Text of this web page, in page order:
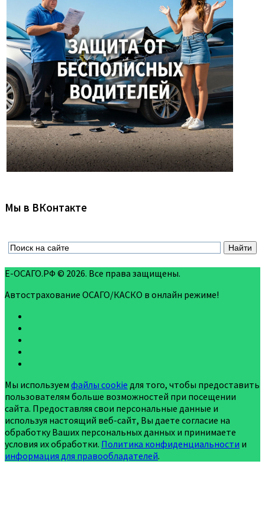
Мы в ВКонтакте
Е-ОСАГО.РФ © 2026. Все права защищены.
Автострахование ОСАГО/КАСКО в онлайн режиме!
Мы используем файлы cookie для того, чтобы предоставить
пользователям больше возможностей при посещении
сайта. Предоставляя свои персональные данные и
используя настоящий веб-сайт, Вы даете согласие на
обработку Ваших персональных данных и принимаете
условия их обработки. Политика конфиденциальности и
информация для правообладателей.